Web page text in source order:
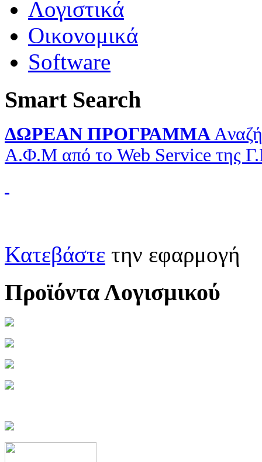
Λογιστικά
Οικονομικά
Software
Smart Search
ΔΩΡΕΑΝ ΠΡΟΓΡΑΜΜΑ
Α.Φ.Μ από το Web Service της
Κατεβάστε την εφαρμογή
Προϊόντα Λογισμικού